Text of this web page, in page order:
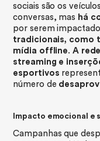
sociais são os
conversas, mas há
por serem
tradicionais, como
mídia offline. A
streaming e
esportivos
número de
Impacto emocional
Campanhas que